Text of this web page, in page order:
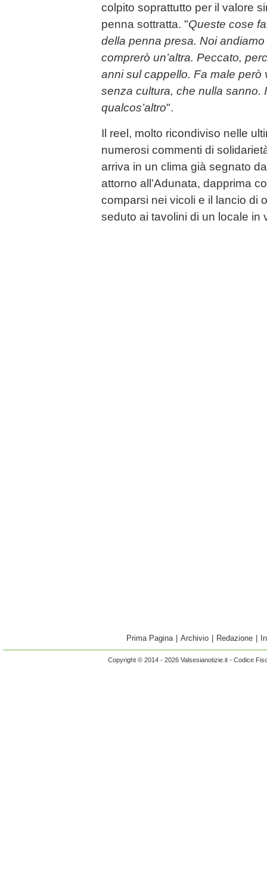
colpito soprattutto per il valore
penna sottratta. "Queste cose
della penna presa. Noi
comprerò un’altra. Peccato,
anni sul cappello. Fa male però
senza cultura, che nulla sanno.
qualcos’altro".
Il reel, molto ricondiviso nelle
numerosi commenti di
arriva in un clima già segnato
attorno all’Adunata, dapprima
comparsi nei vicoli e il lancio di
seduto ai tavolini di un locale in
Prima Pagina Archivio Redazione
Copyright © 2014 - 2026 Valsesianotizie.it - Codice